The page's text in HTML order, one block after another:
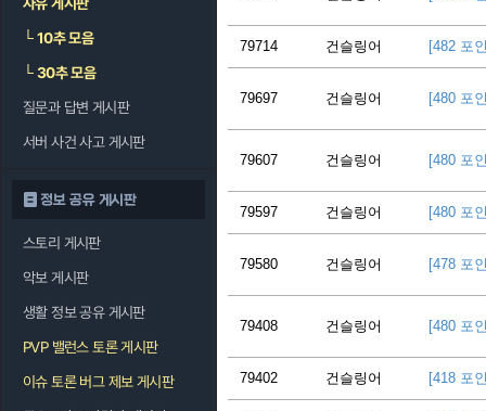
└10추 모음
└30추 모음
질문과 답변 게시판
서버 사건 사고 게시판
정보 공유 게시판
스토리 게시판
악보 게시판
생활 정보 공유 게시판
PVP 밸런스 토론 게시판
이슈 토론 버그 제보 게시판
79714 건슬링어 [482 포
79697 건슬링어 [480 포
79607 건슬링어 [480 포
79597 건슬링어 [480 포
79580 건슬링어 [478 포
79408 건슬링어 [480 포
79402 건슬링어 [418 포